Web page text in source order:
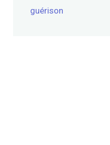
guérison